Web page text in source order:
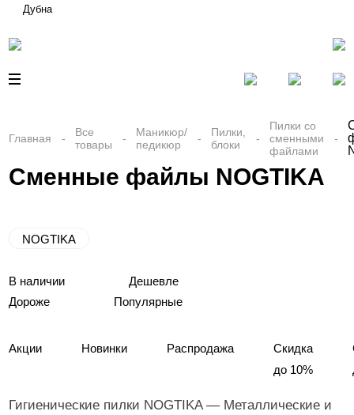
Дубна
Главная
Все
товары
Маникюр/
педикюр
Пилки,
блоки
Пилки со
сменными
файлами
Сменные файлы NOGTIKA
NOGTIKA
В наличии
Дешевле
Дороже
Популярные
Акции Новинки Распродажа
Скидка
до 10%
Гигиенические пилки NOGTIKA — Металлические и